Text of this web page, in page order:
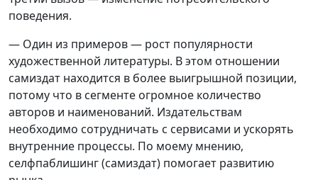
поведения.
— Один из примеров — рост популярности
художественной литературы. В этом отношении
самиздат находится в более выигрышной позиции,
потому что в сегменте огромное количество
авторов и наименований. Издательствам
необходимо сотрудничать с сервисами и ускорять
внутренние процессы. По моему мнению,
селфпаблишинг (самиздат) помогает развитию